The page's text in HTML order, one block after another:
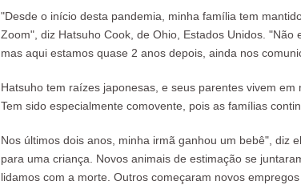
"Desde o início desta pandemia, minha família tem
Zoom", diz Hatsuho Cook, de Ohio, Estados Unidos.
mas aqui estamos quase 2 anos depois, ainda nos
Hatsuho tem raízes japonesas, e seus parentes vivem
Tem sido especialmente comovente, pois as famílias
Nos últimos dois anos, minha irmã ganhou um bebê", diz
para uma criança. Novos animais de estimação se
lidamos com a morte. Outros começaram novos